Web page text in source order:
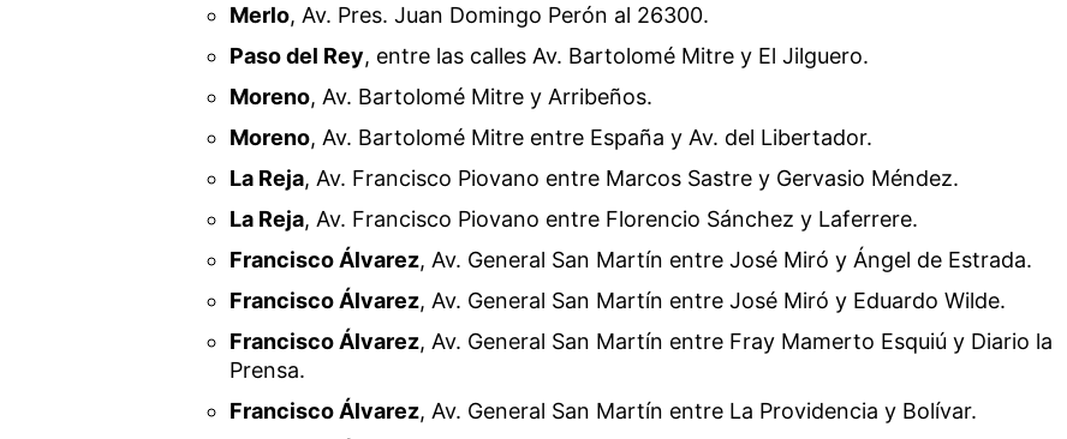
Merlo, Av. Pres. Juan Domingo Perón al 26300.
Paso del Rey, entre las calles Av. Bartolomé Mitre y El Jilguero.
Moreno, Av. Bartolomé Mitre y Arribeños.
Moreno, Av. Bartolomé Mitre entre España y Av. del Libertador.
La Reja, Av. Francisco Piovano entre Marcos Sastre y Gervasio Méndez.
La Reja, Av. Francisco Piovano entre Florencio Sánchez y Laferrere.
Francisco Álvarez, Av. General San Martín entre José Miró y Ángel de Estrada.
Francisco Álvarez, Av. General San Martín entre José Miró y Eduardo Wilde.
Francisco Álvarez, Av. General San Martín entre Fray Mamerto Esquiú y Diario la
Prensa.
Francisco Álvarez, Av. General San Martín entre La Providencia y Bolívar.